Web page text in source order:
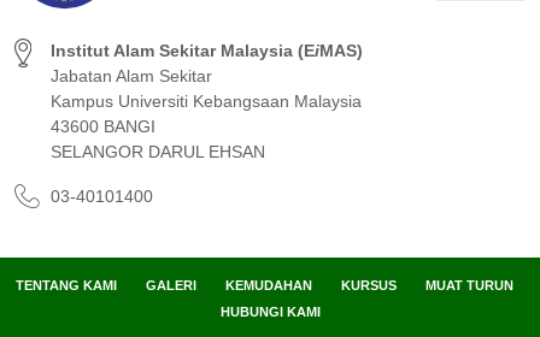
Institut Alam Sekitar Malaysia (EiMAS)
Jabatan Alam Sekitar
Kampus Universiti Kebangsaan Malaysia
43600 BANGI
SELANGOR DARUL EHSAN
03-40101400
TENTANG KAMI GALERI KEMUDAHAN KURSUS
MUAT TURUN
HUBUNGI KAMI